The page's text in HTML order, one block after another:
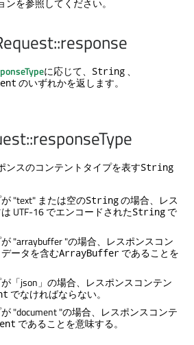
ンを参照してください。
に応じて、 String 、
のいずれかを返します。
ンスのコンテントタイプを表すString
"text" または空のStringの場合、レス
UTF-16 でエンコードされたString で
"arraybuffer "の場合、レスポンスコン
ータを含むArrayBuffer であることを
「json」の場合、レスポンスコンテン
でなければならない。
"document "の場合、レスポンスコンテ
であることを意味する。